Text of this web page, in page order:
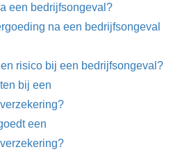
een bedrijfsongeval?
na een bedrijfsongeval
risico bij een bedrijfsongeval?
bij een
een